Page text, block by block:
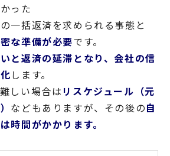
った
一括返済を求められる事態と
な準備が必要です。
と返済の延滞となり、会社の信
します。
しい場合は リスケジュール（元
などもありますが、その後の自
時間がかかります。